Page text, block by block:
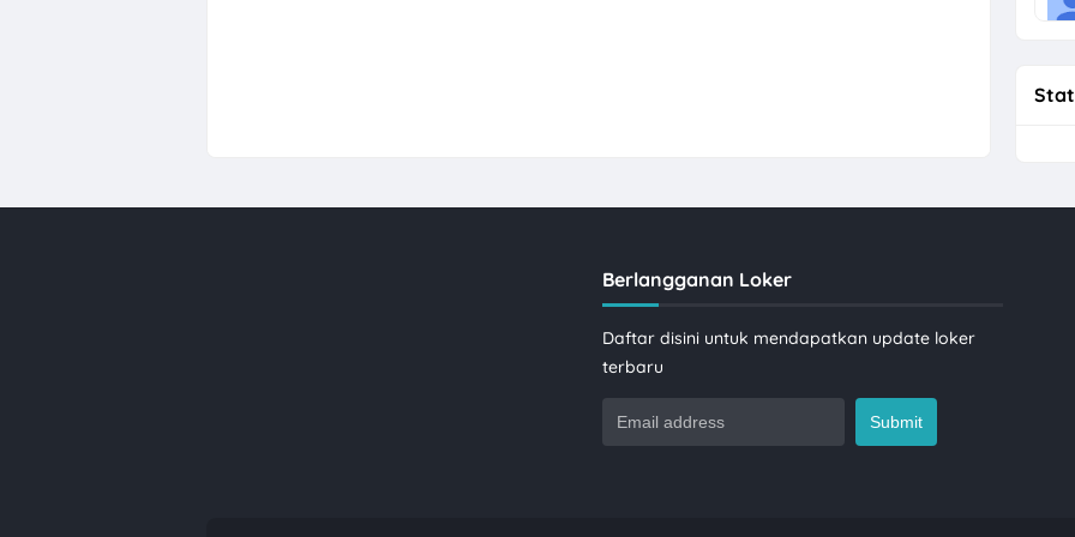
Berlangganan Loker
Daftar disini untuk mendapatkan update loker
terbaru